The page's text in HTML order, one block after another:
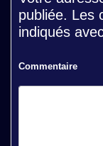
publiée. Les
indiqués
Commentaire